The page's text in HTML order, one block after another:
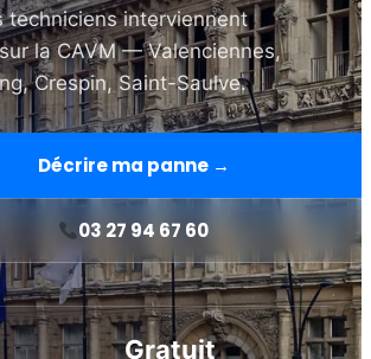
techniciens interviennent
la CAVM — Valenciennes,
Crespin, Saint-Saulve.
Décrire ma panne →
03 27 94 67 60
Gratuit